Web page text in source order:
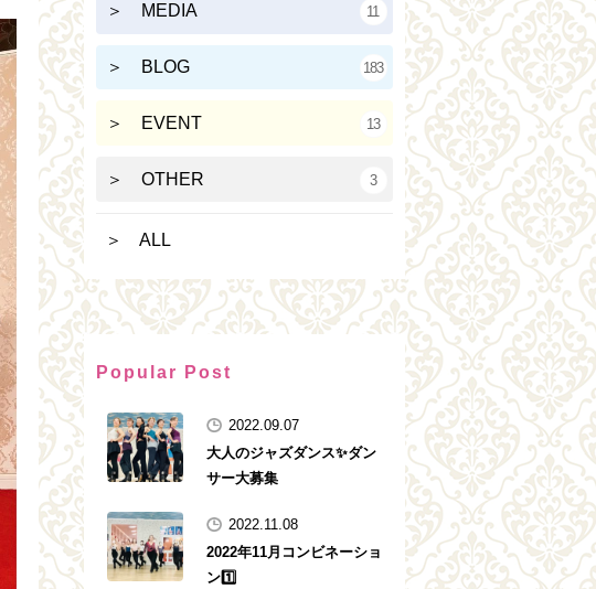
＞ MEDIA 11
＞ BLOG 183
＞ EVENT 13
＞ OTHER 3
＞ ALL
Popular Post
2022.09.07
大人のジャズダンス✨ダン
サー大募集
2022.11.08
2022年11月コンビネーショ
ン1️⃣